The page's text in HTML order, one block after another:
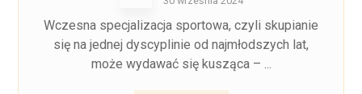
Wczesna specjalizacja sportowa, czyli skupianie
się na jednej dyscyplinie od najmłodszych lat,
może wydawać się kusząca – ...